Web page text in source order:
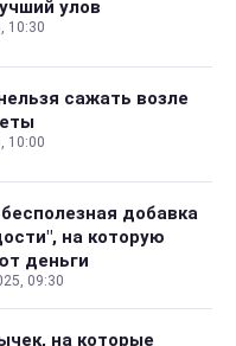
улов
10:30
сажать возле
10:00
добавка
на которую
деньги
09:30
на которые